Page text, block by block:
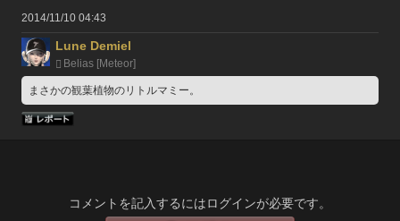
2014/11/10 04:43
Lune Demiel
Belias [Meteor]
まさかの観葉植物のリトルマミー。
コメントを記入するにはログインが必要です。